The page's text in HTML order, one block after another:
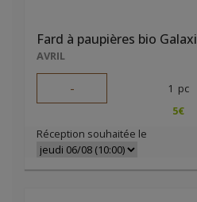
Fard à paupières bio
AVRIL
- 1 pc
5€
Réception souhaitée le